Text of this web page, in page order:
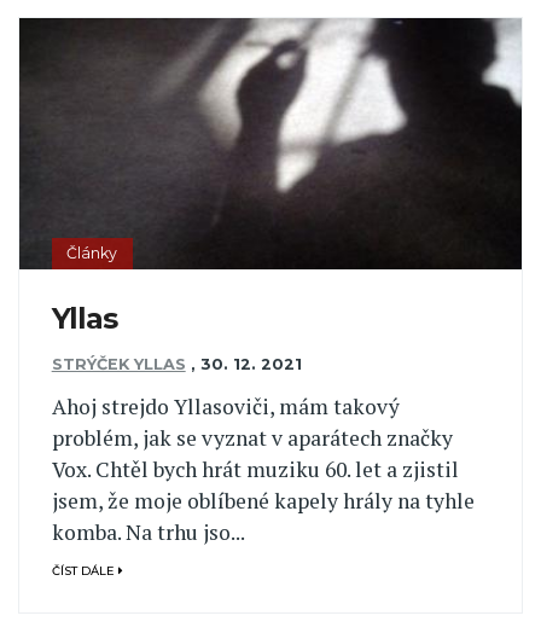
Články
Yllas
STRÝČEK YLLAS , 30. 12. 2021
Ahoj strejdo Yllasoviči, mám takový
problém, jak se vyznat v aparátech značky
Vox. Chtěl bych hrát muziku 60. let a zjistil
jsem, že moje oblíbené kapely hrály na tyhle
komba. Na trhu jso...
ČÍST DÁLE